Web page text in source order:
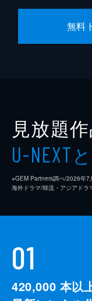
無料
見放題
U-NEXT
※GEM Partners調べ/2026年7
海外ドラマ/韓流・アジアドラ
01
420,000 本以